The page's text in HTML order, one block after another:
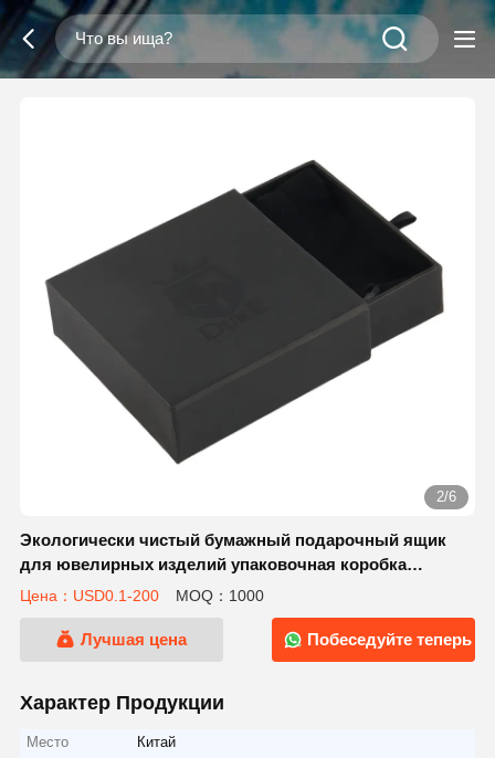
2/6
Экологически чистый бумажный подарочный ящик
для ювелирных изделий упаковочная коробка
пылестойкая и предотвращающая окисление
Цена：USD0.1-200 MOQ：1000
Лучшая цена Побеседуйте теперь
Характер Продукции
Место
Китай